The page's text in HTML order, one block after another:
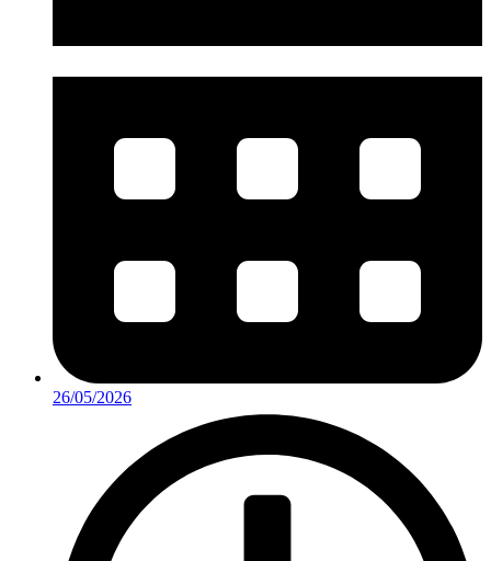
26/05/2026